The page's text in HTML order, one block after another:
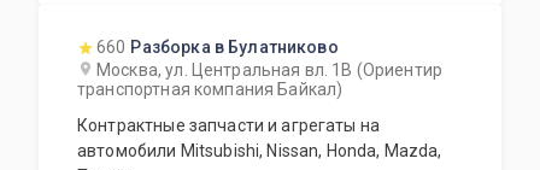
660 Разборка в Булатниково
Москва, ул. Центральная вл. 1В (Ориентир
транспортная компания Байкал)
Контрактные запчасти и агрегаты на
автомобили Mitsubishi, Nissan, Honda, Mazda,